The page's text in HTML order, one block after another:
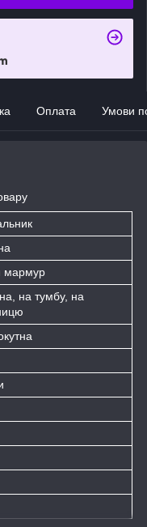
Оплата Умови
мармур
на тумбу, на